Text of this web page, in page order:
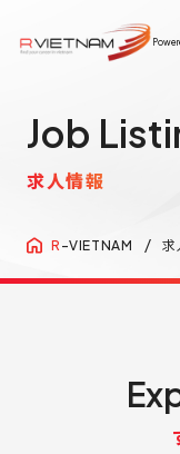
Job
求人情報
R -VIETNAM 求